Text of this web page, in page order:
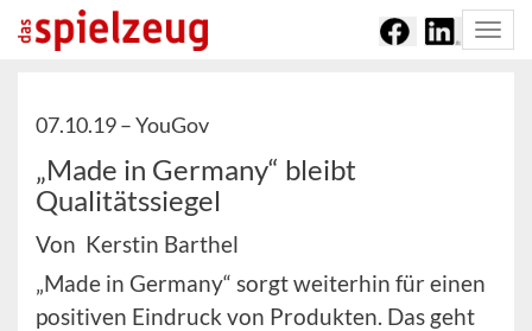
07.10.19 –YouGov
„Made in Germany“ bleibt
Qualitätssiegel
Von Kerstin Barthel
„Made in Germany“ sorgt weiterhin für einen
positiven Eindruck von Produkten. Das geht